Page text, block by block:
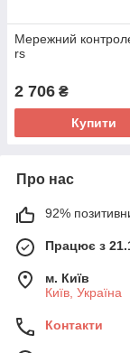
Мережний
rs
2 706 ₴
Купити
Про нас
92%
Працює з
м. Київ
Київ, Україна
Контакти